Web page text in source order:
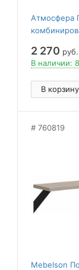
Атмосфера
2 270 руб.
В наличии: 8
В корзину
760819
Mebelson